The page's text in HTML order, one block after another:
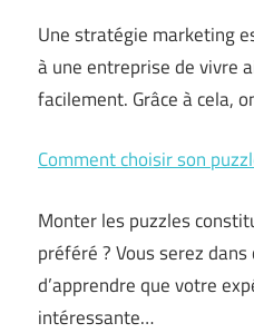
Une stratégie marketing
à une entreprise de vivre
facilement. Grâce à cela,
Comment choisir son
Monter les puzzles
préféré ? Vous serez
d’apprendre que votre
intéressante…